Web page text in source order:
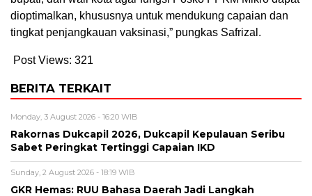
dioptimalkan, khususnya untuk mendukung capaian dan
tingkat penjangkauan vaksinasi,” pungkas Safrizal.
Post Views: 321
BERITA TERKAIT
Monday, 3 August 2026 - 16:20 WIB
Rakornas Dukcapil 2026, Dukcapil Kepulauan Seribu
Sabet Peringkat Tertinggi Capaian IKD
Sunday, 2 August 2026 - 18:19 WIB
GKR Hemas: RUU Bahasa Daerah Jadi Langkah